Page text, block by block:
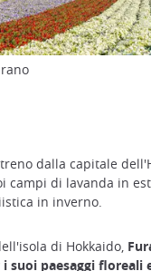
dalla capitale
campi di lavanda in
in inverno.
di Hokkaido,
suoi paesaggi floreali